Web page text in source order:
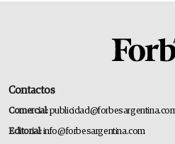
Contactos
Comercial:
Editorial:info@forbesargentina.com